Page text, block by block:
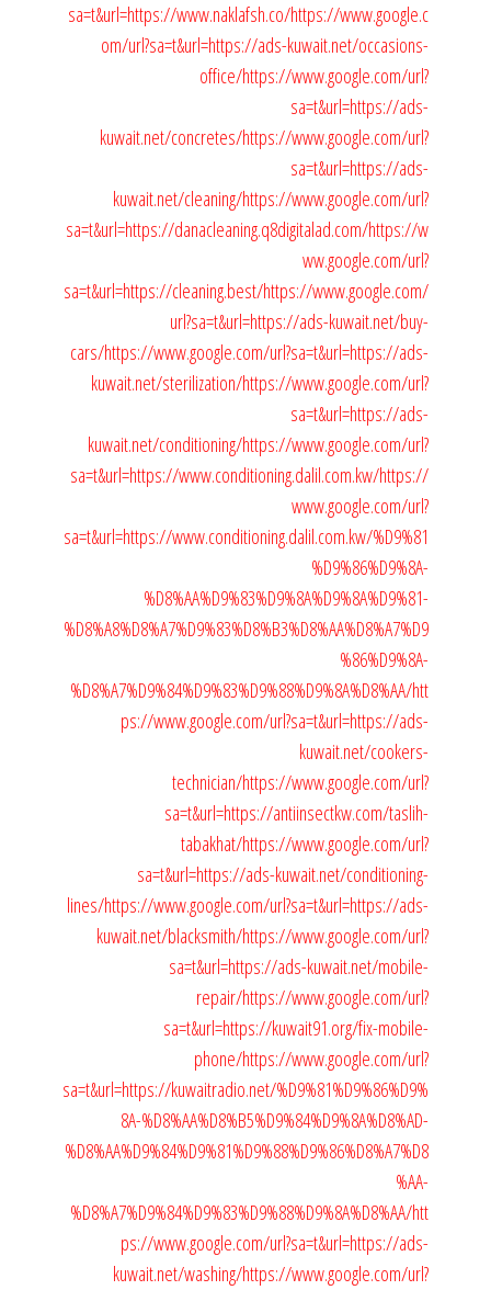
sa=t&url=https://www.naklafsh.co/https://www.google.c
om/url?sa=t&url=https://ads-kuwait.net/occasions-
office/https://www.google.com/url?
sa=t&url=https://ads-
kuwait.net/concretes/https://www.google.com/url?
sa=t&url=https://ads-
kuwait.net/cleaning/https://www.google.com/url?
sa=t&url=https://danacleaning.q8digitalad.com/https://w
ww.google.com/url?
sa=t&url=https://cleaning.best/https://www.google.com/
url?sa=t&url=https://ads-kuwait.net/buy-
cars/https://www.google.com/url?sa=t&url=https://ads-
kuwait.net/sterilization/https://www.google.com/url?
sa=t&url=https://ads-
kuwait.net/conditioning/https://www.google.com/url?
sa=t&url=https://www.conditioning.dalil.com.kw/https://
www.google.com/url?
sa=t&url=https://www.conditioning.dalil.com.kw/%D9%81
%D9%86%D9%8A-
%D8%AA%D9%83%D9%8A%D9%8A%D9%81-
%D8%A8%D8%A7%D9%83%D8%B3%D8%AA%D8%A7%D9
%86%D9%8A-
%D8%A7%D9%84%D9%83%D9%88%D9%8A%D8%AA/htt
ps://www.google.com/url?sa=t&url=https://ads-
kuwait.net/cookers-
technician/https://www.google.com/url?
sa=t&url=https://antiinsectkw.com/taslih-
tabakhat/https://www.google.com/url?
sa=t&url=https://ads-kuwait.net/conditioning-
lines/https://www.google.com/url?sa=t&url=https://ads-
kuwait.net/blacksmith/https://www.google.com/url?
sa=t&url=https://ads-kuwait.net/mobile-
repair/https://www.google.com/url?
sa=t&url=https://kuwait91.org/fix-mobile-
phone/https://www.google.com/url?
sa=t&url=https://kuwaitradio.net/%D9%81%D9%86%D9%
8A-%D8%AA%D8%B5%D9%84%D9%8A%D8%AD-
%D8%AA%D9%84%D9%81%D9%88%D9%86%D8%A7%D8
%AA-
%D8%A7%D9%84%D9%83%D9%88%D9%8A%D8%AA/htt
ps://www.google.com/url?sa=t&url=https://ads-
kuwait.net/washing/https://www.google.com/url?